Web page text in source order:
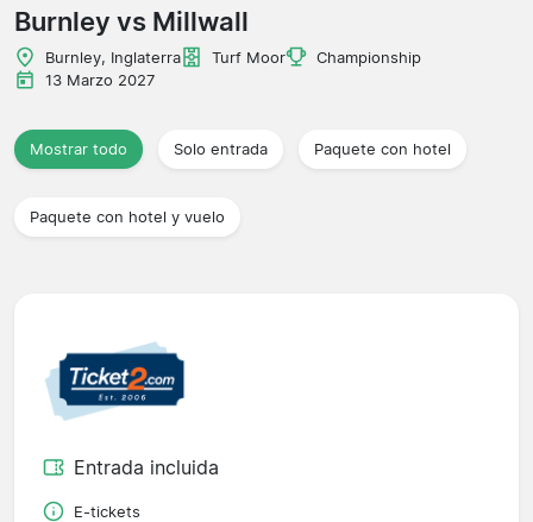
Burnley vs Millwall
Burnley, Inglaterra Turf Moor
Championship
13 Marzo 2027
Mostrar todo Solo entrada Paquete con hotel
Paquete con hotel y vuelo
Entrada incluida
E-tickets